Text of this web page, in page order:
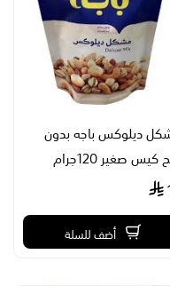
ديلوكس باجه بدون
صغير 120جرام
أضف للسلة